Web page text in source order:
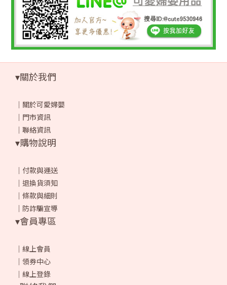
▾關於我們
｜ 關於可愛婦嬰
｜ 門市資訊
｜ 聯絡資訊
▾購物說明
｜ 付款與運送
｜ 退換貨須知
｜ 條款與細則
｜ 防詐騙宣導
▾會員專區
｜ 線上會員
｜ 領券中心
｜ 線上登錄